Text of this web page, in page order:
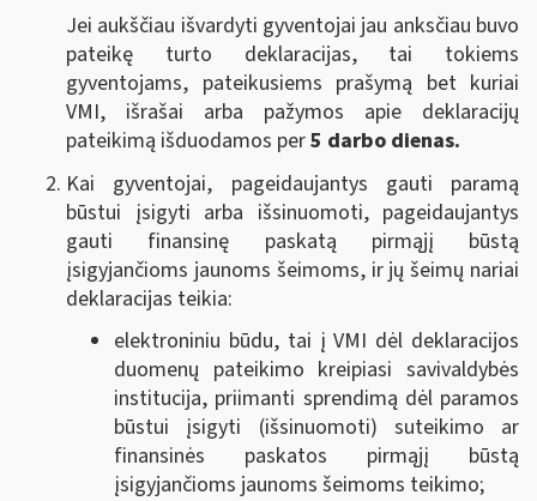
Jei aukščiau išvardyti gyventojai jau anksčiau buvo
pateikę turto deklaracijas, tai tokiems
gyventojams, pateikusiems prašymą bet kuriai
VMI, išrašai arba pažymos apie deklaracijų
pateikimą išduodamos per5 darbo dienas.
Kai gyventojai, pageidaujantys gauti paramą
būstui įsigyti arba išsinuomoti, pageidaujantys
gauti finansinę paskatą pirmąjį būstą
įsigyjančioms jaunoms šeimoms, ir jų šeimų nariai
deklaracijas teikia:
elektroniniu būdu, tai į VMI dėl deklaracijos
duomenų pateikimo kreipiasi savivaldybės
institucija, priimanti sprendimą dėl paramos
būstui įsigyti (išsinuomoti) suteikimo ar
finansinės paskatos pirmąjį būstą
įsigyjančioms jaunoms šeimoms teikimo;